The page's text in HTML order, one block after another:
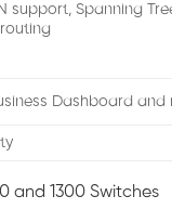
support, Spanning
Dashboard and
and 1300 Switches